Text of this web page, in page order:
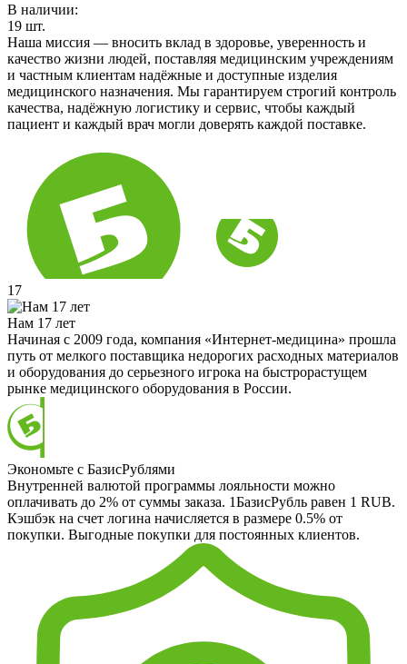
В наличии:
19 шт.
Наша миссия — вносить вклад в здоровье, уверенность и
качество жизни людей, поставляя медицинским учреждениям
и частным клиентам надёжные и доступные изделия
медицинского назначения. Мы гарантируем строгий контроль
качества, надёжную логистику и сервис, чтобы каждый
пациент и каждый врач могли доверять каждой поставке.
17
Нам 17 лет
Начиная с 2009 года, компания «Интернет-медицина» прошла
путь от мелкого поставщика недорогих расходных материалов
и оборудования до серьезного игрока на быстрорастущем
рынке медицинского оборудования в России.
Экономьте с БазисРублями
Внутренней валютой программы лояльности можно
оплачивать до 2% от суммы заказа. 1БазисРубль равен 1 RUB.
Кэшбэк на счет логина начисляется в размере 0.5% от
покупки. Выгодные покупки для постоянных клиентов.